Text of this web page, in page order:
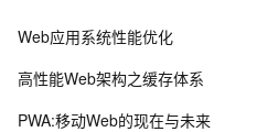
Web应用系统性能优化
高性能Web架构之缓存体系
PWA:移动Web的现在与未来